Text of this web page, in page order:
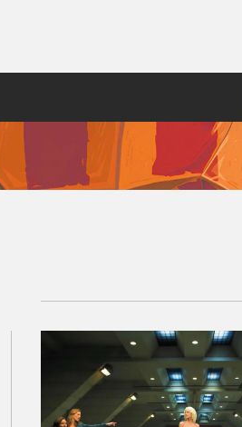
которые помогут